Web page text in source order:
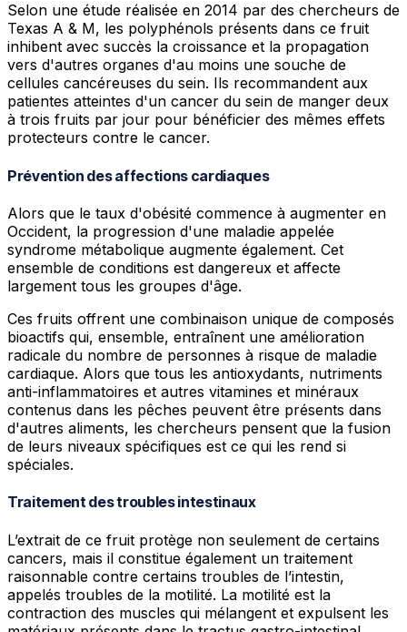
Selon une étude réalisée en 2014 par des chercheurs de
Texas A & M, les polyphénols présents dans ce fruit
inhibent avec succès la croissance et la propagation
vers d'autres organes d'au moins une souche de
cellules cancéreuses du sein. Ils recommandent aux
patientes atteintes d'un cancer du sein de manger deux
à trois fruits par jour pour bénéficier des mêmes effets
protecteurs contre le cancer.
Prévention des affections cardiaques
Alors que le taux d'obésité commence à augmenter en
Occident, la progression d'une maladie appelée
syndrome métabolique augmente également. Cet
ensemble de conditions est dangereux et affecte
largement tous les groupes d'âge.
Ces fruits offrent une combinaison unique de composés
bioactifs qui, ensemble, entraînent une amélioration
radicale du nombre de personnes à risque de maladie
cardiaque. Alors que tous les antioxydants, nutriments
anti-inflammatoires et autres vitamines et minéraux
contenus dans les pêches peuvent être présents dans
d'autres aliments, les chercheurs pensent que la fusion
de leurs niveaux spécifiques est ce qui les rend si
spéciales.
Traitement des troubles intestinaux
L’extrait de ce fruit protège non seulement de certains
cancers, mais il constitue également un traitement
raisonnable contre certains troubles de l’intestin,
appelés troubles de la motilité. La motilité est la
contraction des muscles qui mélangent et expulsent les